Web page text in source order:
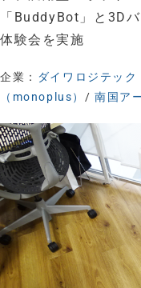
「BuddyBot」と3D
体験会を実施
企業： ダイワロジテッ
（monoplus） /南国ア